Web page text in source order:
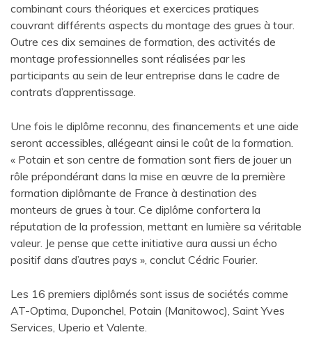
combinant cours théoriques et exercices pratiques
couvrant différents aspects du montage des grues à tour.
Outre ces dix semaines de formation, des activités de
montage professionnelles sont réalisées par les
participants au sein de leur entreprise dans le cadre de
contrats d’apprentissage.
Une fois le diplôme reconnu, des financements et une aide
seront accessibles, allégeant ainsi le coût de la formation.
« Potain et son centre de formation sont fiers de jouer un
rôle prépondérant dans la mise en œuvre de la première
formation diplômante de France à destination des
monteurs de grues à tour. Ce diplôme confortera la
réputation de la profession, mettant en lumière sa véritable
valeur. Je pense que cette initiative aura aussi un écho
positif dans d’autres pays », conclut Cédric Fourier.
Les 16 premiers diplômés sont issus de sociétés comme
AT-Optima, Duponchel, Potain (Manitowoc), Saint Yves
Services, Uperio et Valente.